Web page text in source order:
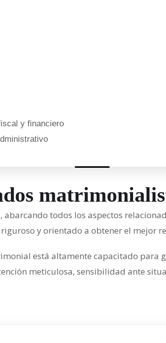
y financiero
, abarcando todos los aspectos
y orientado a obtener el mejor
está altamente capacitado para
meticulosa, sensibilidad ante